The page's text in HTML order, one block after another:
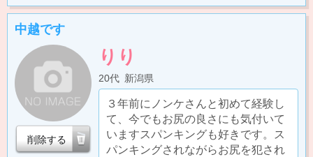
中越です
りり
20代 新潟県
３年前にノンケさんと初めて経験し
て、今でもお尻の良さにも気付いて
いますスパンキングも好きです。ス
パンキングされながらお尻を犯され
削除する